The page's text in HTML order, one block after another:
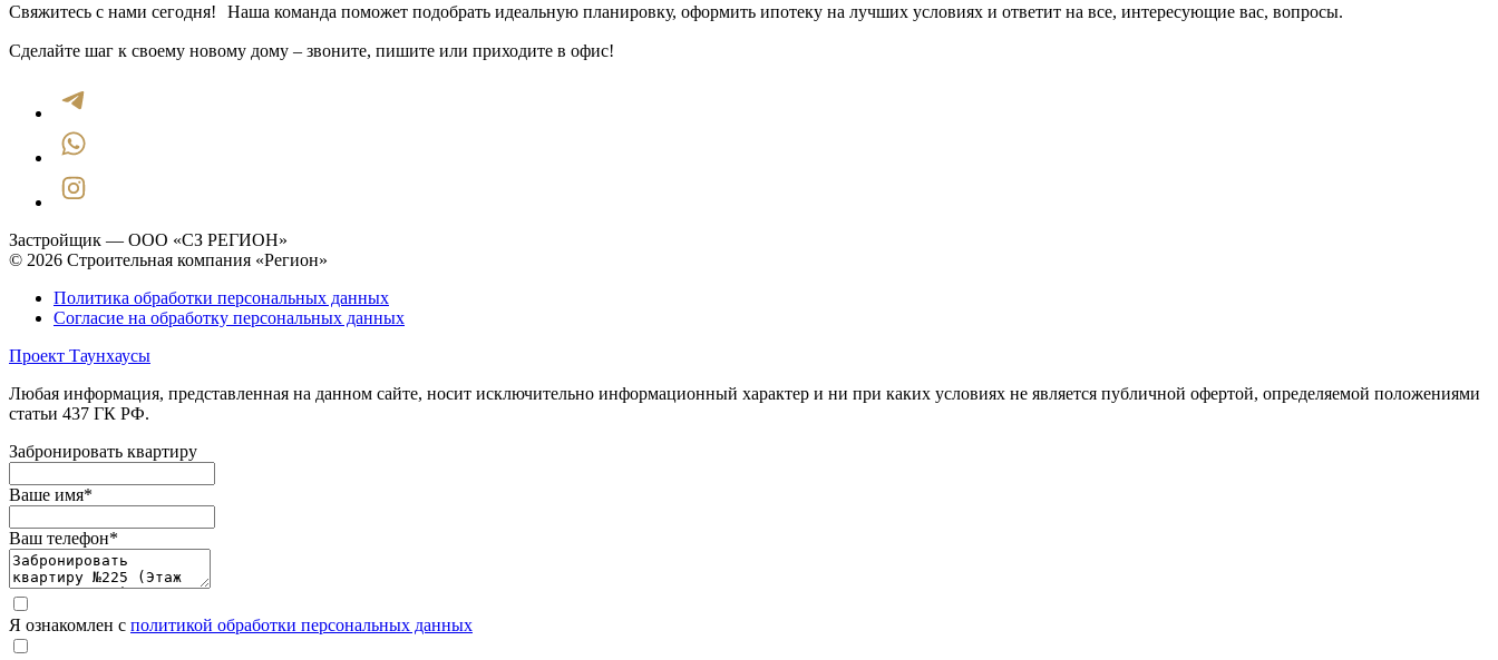
Свяжитесь с нами сегодня! Наша команда поможет подобрать идеальную планировку, оформить ипотеку на лучших условиях и ответит на все, интересующие вас, вопросы.
Сделайте шаг к своему новому дому – звоните, пишите или приходите в офис!
Застройщик — ООО «СЗ РЕГИОН»
© 2026 Строительная компания «Регион»
Политика обработки персональных данных
Согласие на обработку персональных данных
Проект Таунхаусы
Любая информация, представленная на данном сайте, носит исключительно информационный характер и ни при каких условиях не является публичной офертой, определяемой положениями
статьи 437 ГК РФ.
Забронировать квартиру
Ваше имя*
Ваш телефон*
Я ознакомлен с политикой обработки персональных данных